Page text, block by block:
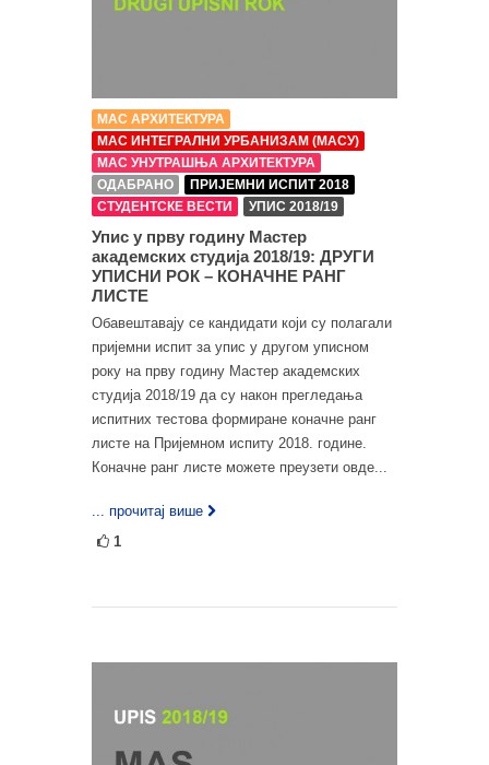
МАС АРХИТЕКТУРА
МАС ИНТЕГРАЛНИ УРБАНИЗАМ (МАСУ)
МАС УНУТРАШЊА АРХИТЕКТУРА
ОДАБРАНО
ПРИЈЕМНИ ИСПИТ 2018
СТУДЕНТСКЕ ВЕСТИ
УПИС 2018/19
Упис у прву годину Мастер
академских студија 2018/19: ДРУГИ
УПИСНИ РОК – КОНАЧНЕ РАНГ
ЛИСТЕ
Обавештавају се кандидати који су полагали
пријемни испит за упис у другом уписном
року на прву годину Мастер академских
студија 2018/19 да су након прегледања
испитних тестова формиране коначне ранг
листе на Пријемном испиту 2018. године.
Коначне ранг листе можете преузети овде...
... прочитај више
1